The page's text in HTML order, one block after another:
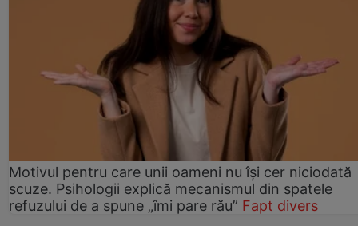
Motivul pentru care unii oameni nu își cer niciodată
scuze. Psihologii explică mecanismul din spatele
refuzului de a spune „îmi pare rău” Fapt divers